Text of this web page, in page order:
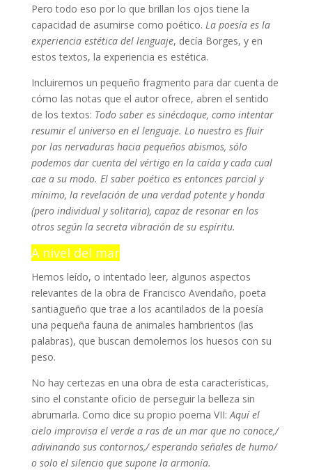
Pero todo eso por lo que brillan los ojos tiene la
capacidad de asumirse como poético. La poesía es la
experiencia estética del lenguaje, decía Borges, y en
estos textos, la experiencia es estética.
Incluiremos un pequeño fragmento para dar cuenta de
cómo las notas que el autor ofrece, abren el sentido
de los textos: Todo saber es sinécdoque, como intentar
resumir el universo en el lenguaje. Lo nuestro es fluir
por las nervaduras hacia pequeños abismos, sólo
podemos dar cuenta del vértigo en la caída y cada cual
cae a su modo. El saber poético es entonces parcial y
mínimo, la revelación de una verdad potente y honda
(pero individual y solitaria), capaz de resonar en los
otros según la secreta vibración de su espíritu.
A nivel del mar
Hemos leído, o intentado leer, algunos aspectos
relevantes de la obra de Francisco Avendaño, poeta
santiagueño que trae a los acantilados de la poesía
una pequeña fauna de animales hambrientos (las
palabras), que buscan demolernos los huesos con su
peso.
No hay certezas en una obra de esta características,
sino el constante oficio de perseguir la belleza sin
abrumarla. Como dice su propio poema VII: Aquí el
cielo improvisa el verde a ras de un mar que no conoce,/
adivinando sus contornos,/ esperando señales de humo/
o solo el silencio que supone la armonía.